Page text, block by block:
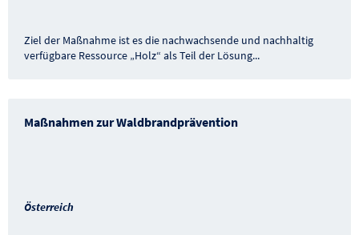
Ziel der Maßnahme ist es die nachwachsende und nachhaltig
verfügbare Ressource „Holz“ als Teil der Lösung...
Maßnahmen zur Waldbrandprävention
Österreich